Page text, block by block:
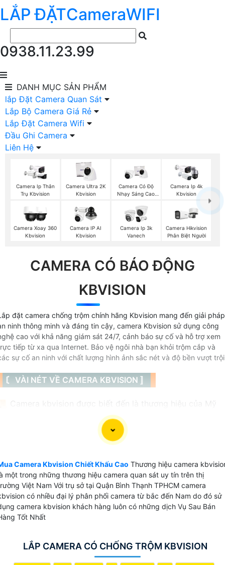
LẮP ĐẶTCameraWIFI
0938.11.23.99
DANH MỤC SẢN PHẨM
lắp Đặt Camera Quan Sát
Lắp Bộ Camera Giá Rẻ
Lắp Đặt Camera Wifi
Đầu Ghi Camera
Liên Hệ
Camera Ip Thân
Trụ Kbvision
Camera Ultra 2K
Kbvision
Camera Có Độ
Nhạy Sáng Cao
Camera Ip 4k
Kbvision
Camera Xoay 360
Kbvision
Camera IP AI
Kbvision
Camera Ip 3k
Vanech
Camera Hikvision
Phân Biệt Người
CAMERA CÓ BÁO ĐỘNG
KBVISION
đặt camera chống trộm chính hãng Kbvision mang đến giải pháp
ninh thông minh và đáng tin cậy, camera Kbvision sử dụng công
cao với khả năng giám sát 24/7, cảnh báo sự cố và hỗ trợ xem
tiếp từ xa qua Internet. Bảo vệ ngôi nhà bạn khỏi trộm cắp và
sự cố an ninh với chất lượng hình ảnh sắc nét và độ bền vượt
〘 VÀI NÉT VỀ CAMERA KBVISION 〛
Camera kbvision được biết đến là thương hiệu của Mỹ
3 loại camera chính được thương hiệu này sản xuất đó
IP, camera wifi với thương hiệu kbone và camera
analog thông thường là HD CVI với chất lượng hình ảnh
dự án nhà nước do tính bảo mật cao dễ dàng tích
nhiều hệ thống.
phẩm được sản xuất và nhập khẩu nguyên chiết từ Trung Quốc có nguồn
Camera Kbvision Chiết Khấu Cao Thương hiệu camera
một trong những thương hiệu camera quan sát uy tín trên thị
Việt Nam Với trụ sở tại Quận Bình Thạnh TPHCM camera
có nhiều đại lý phân phối camera từ bắc đến Nam do đó sử
camera kbvision khách hàng luôn có những dịch Vụ Sau Bán
Tốt Nhất
LẮP CAMERA CÓ CHỐNG TRỘM KBVISION